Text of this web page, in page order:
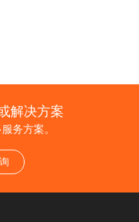
解决方案
务方案。